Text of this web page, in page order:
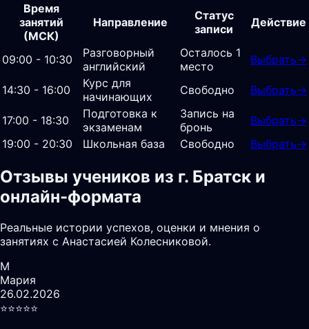
Время
занятий
(МСК)
Направление
Статус
записи
Действие
09:00 - 10:30
Разговорный
английский
Осталось 1
место
Выбрать→
14:30 - 16:00
Курс для
начинающих
Свободно Выбрать→
17:00 - 18:30
Подготовка к
экзаменам
Запись на
бронь
Выбрать→
19:00 - 20:30
Школьная база Свободно Выбрать→
Отзывы учеников из г. Братск и
онлайн-формата
Реальные истории успехов, оценки и мнения о
занятиях с Анастасией Колесниковой.
М
Мария
26.02.2026
⭐️⭐️⭐️⭐️⭐️